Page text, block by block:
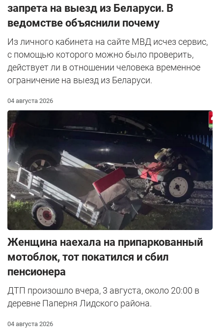
запрета на выезд из Беларуси. В
ведомстве объяснили почему
Из личного кабинета на сайте МВД исчез сервис,
с помощью которого можно было проверить,
действует ли в отношении человека временное
ограничение на выезд из Беларуси.
04 августа 2026
Женщина наехала на припаркованный
мотоблок, тот покатился и сбил
пенсионера
ДТП произошло вчера, 3 августа, около 20:00 в
деревне Паперня Лидского района.
04 августа 2026